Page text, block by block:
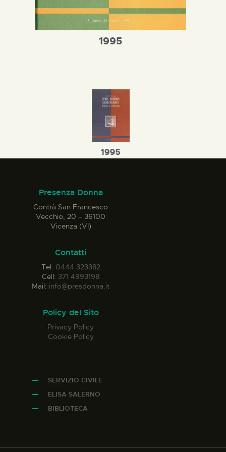
1995
Presenza Donna
Contrà San Francesco
Vecchio, 20 – 36100
Vicenza (VI)
Contatti
Tel: 0444 323382
Cell: 371 4993198
Mail: info@presdonna.it
Policy del Sito
Privacy Policy
Cookie Policy
SERVIZIO CIVILE
ELISA SALERNO
BIBLIOTECA